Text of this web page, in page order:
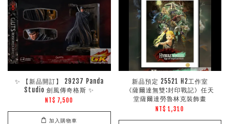
✨ 【新品開訂】 29237 Panda
Studio 劍風傳奇格斯 ✨
NT$ 7,500
加入購物車
新品預定 25521 H2工作室
《薩爾達無雙:封印戰記》任天
堂薩爾達勞魯林克裝飾畫
NT$ 1,310